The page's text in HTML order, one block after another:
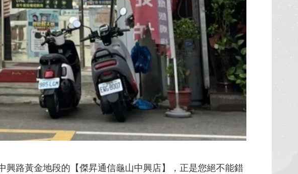
路黃金地段的【傑昇通信龜山中興店】，正是您絕不能錯